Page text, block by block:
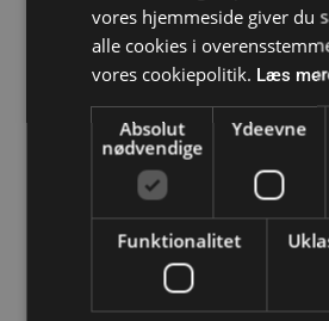
stål NPT
adapter
Ex-d/Ex-E
Kan
på
inderside
n eller på
Ex-
på
n
vores hjemmeside giver du
alle cookies i
vores cookiepolitik. Læs
Absolut
nødvendige
Ydeevne
Funktionalitet